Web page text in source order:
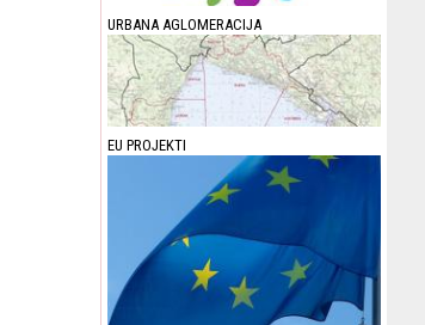
URBANA AGLOMERACIJA
EU PROJEKTI